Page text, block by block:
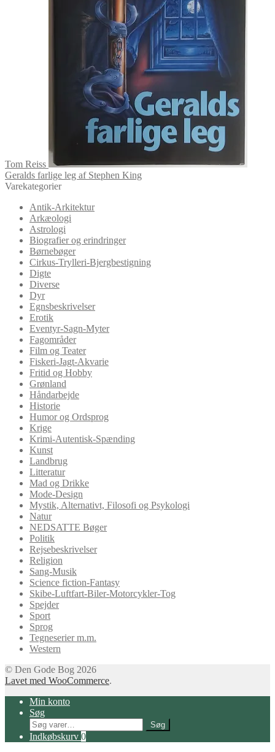
Tom Reiss
Geralds farlige leg af Stephen King
Varekategorier
Antik-Arkitektur
Arkæologi
Astrologi
Biografier og erindringer
Børnebøger
Cirkus-Trylleri-Bjergbestigning
Digte
Diverse
Dyr
Egnsbeskrivelser
Erotik
Eventyr-Sagn-Myter
Fagområder
Film og Teater
Fiskeri-Jagt-Akvarie
Fritid og Hobby
Grønland
Håndarbejde
Historie
Humor og Ordsprog
Krige
Krimi-Autentisk-Spænding
Kunst
Landbrug
Litteratur
Mad og Drikke
Mode-Design
Mystik, Alternativt, Filosofi og Psykologi
Natur
NEDSATTE Bøger
Politik
Rejsebeskrivelser
Religion
Sang-Musik
Science fiction-Fantasy
Skibe-Luftfart-Biler-Motorcykler-Tog
Spejder
Sport
Sprog
Tegneserier m.m.
Western
© Den Gode Bog 2026
Lavet med WooCommerce.
Min konto
Søg
Søg
efter:
Søg
Indkøbskurv 0